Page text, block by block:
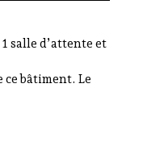
salle d’attente et
bâtiment. Le